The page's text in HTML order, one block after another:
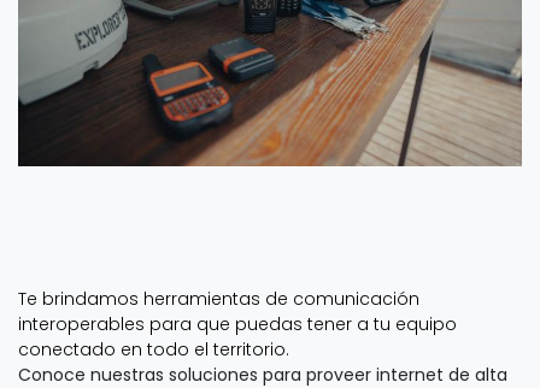
Te brindamos herramientas de comunicación
interoperables para que puedas tener a tu equipo
conectado en todo el territorio.
Conoce nuestras soluciones para proveer internet de alta